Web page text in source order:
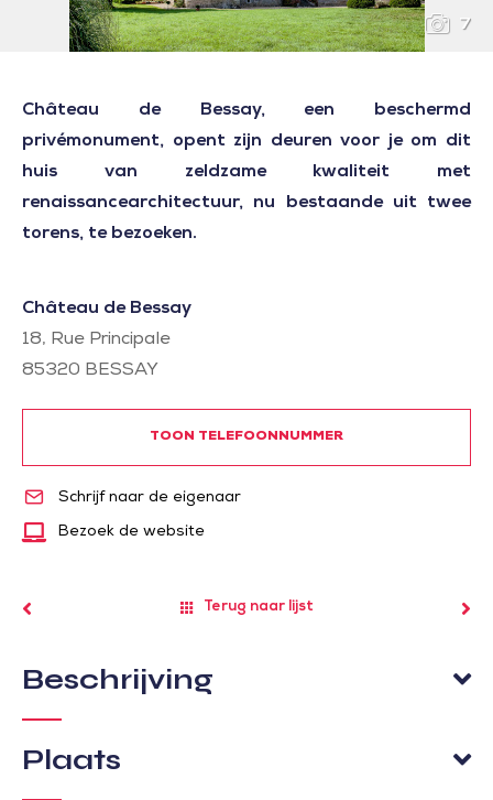
7
Château de Bessay, een beschermd
privémonument, opent zijn deuren voor je om dit
huis van zeldzame kwaliteit met
renaissancearchitectuur, nu bestaande uit twee
torens, te bezoeken.
Château de Bessay
18, Rue Principale
85320 BESSAY
TOON TELEFOONNUMMER
Schrijf naar de eigenaar
Bezoek de website
Terug naar lijst
Beschrijving
Plaats